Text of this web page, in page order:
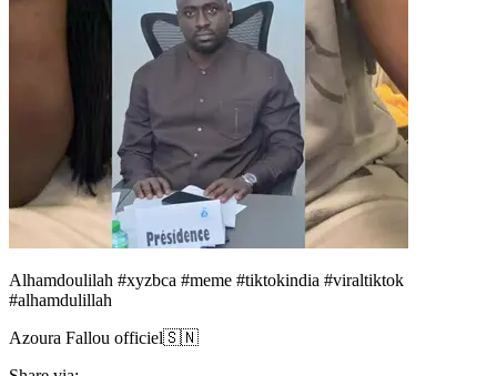
Alhamdoulilah #xyzbca #meme #tiktokindia #viraltiktok
#alhamdulillah
Azoura Fallou officiel🇸🇳